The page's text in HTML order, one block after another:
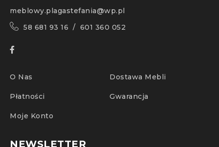
meblowy.plagastefania@wp.pl
58 681 93 16 / 601 360 052
O Nas Dostawa Mebli
Płatności Gwarancja
Moje Konto
NEWSLETTER